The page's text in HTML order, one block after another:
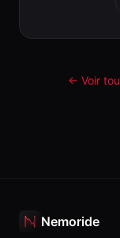
← Voir
Nemoride